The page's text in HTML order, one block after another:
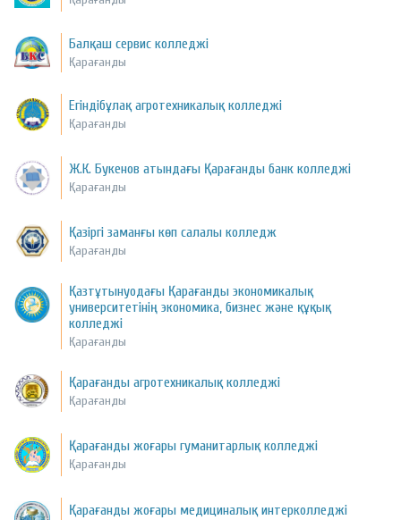
Балқаш сервис колледжі
Қарағанды
Егіндібұлақ агротехникалық колледжі
Қарағанды
Ж.К. Букенов атындағы Қарағанды банк колледжі
Қарағанды
Қазіргі заманғы көп салалы колледж
Қарағанды
Қазтұтынуодағы Қарағанды экономикалық
университетінің экономика, бизнес және құқық
колледжі
Қарағанды
Қарағанды агротехникалық колледжі
Қарағанды
Қарағанды жоғары гуманитарлық колледжі
Қарағанды
Қарағанды жоғары медициналық интерколледжі